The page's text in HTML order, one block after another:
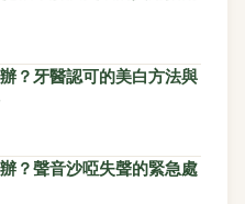
？牙醫認可的美白方法與
？聲音沙啞失聲的緊急處